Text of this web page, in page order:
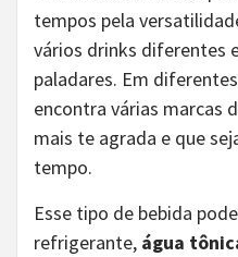
tempos pela
vários drinks diferentes
paladares. Em diferentes
encontra várias marcas
mais te agrada e que
tempo.
Esse tipo de bebida
refrigerante, água